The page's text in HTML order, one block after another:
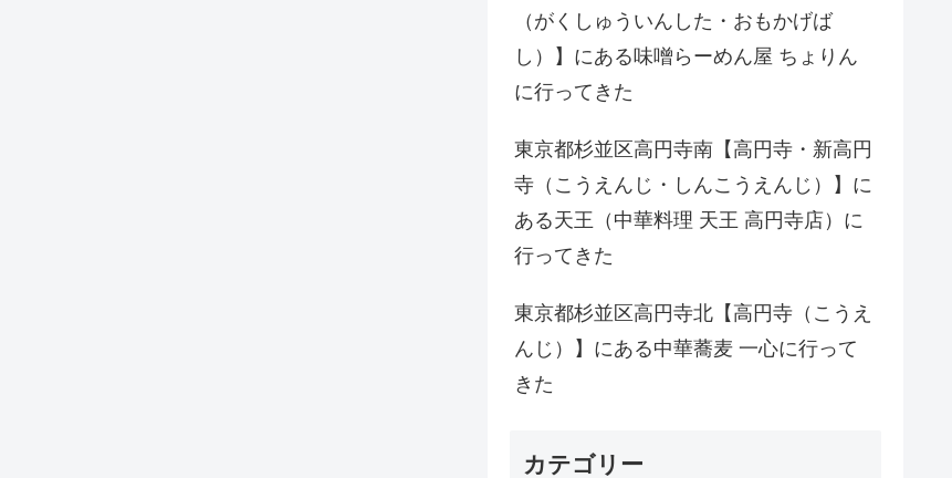
（がくしゅういんした・おもかげば
し）】にある味噌らーめん屋 ちょりん
に行ってきた
東京都杉並区高円寺南【高円寺・新高円
寺（こうえんじ・しんこうえんじ）】に
ある天王（中華料理 天王 高円寺店）に
行ってきた
東京都杉並区高円寺北【高円寺（こうえ
んじ）】にある中華蕎麦 一心に行って
きた
カテゴリー